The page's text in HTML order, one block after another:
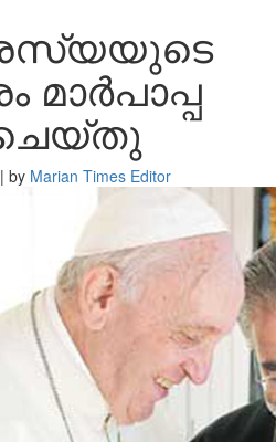
മാര്‍പാപ്പ
| by Marian Times Editor